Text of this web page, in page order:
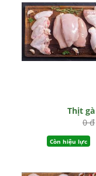
Thịt gà
0 đ
Còn hiệu lực